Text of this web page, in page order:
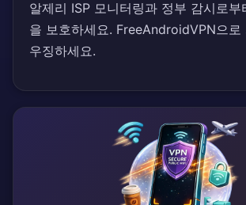
알제리 ISP 모니터링과 정부 감시로부
을 보호하세요. FreeAndroidVPN으로
우징하세요.